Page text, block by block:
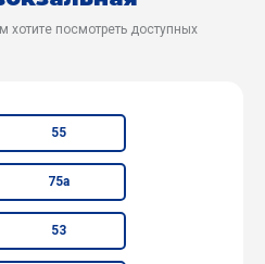
хотите посмотреть доступных
55
75а
53